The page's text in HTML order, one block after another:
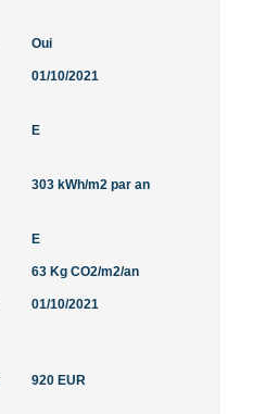
Oui
01/10/2021
E
303 kWh/m2 par an
E
63 Kg CO2/m2/an
01/10/2021
920 EUR